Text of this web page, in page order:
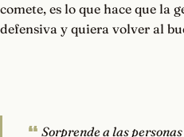
comete, es lo que hace que la
defensiva y quiera volver al
Sorprende a las